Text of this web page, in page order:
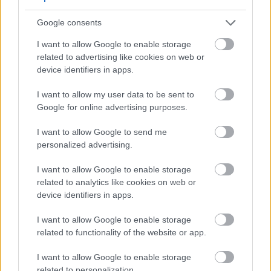
Google consents
I want to allow Google to enable storage
related to advertising like cookies on web or
device identifiers in apps.
I want to allow my user data to be sent to
Google for online advertising purposes.
I want to allow Google to send me
personalized advertising.
I want to allow Google to enable storage
related to analytics like cookies on web or
device identifiers in apps.
I want to allow Google to enable storage
related to functionality of the website or app.
I want to allow Google to enable storage
இதயத்தை பலப்படுத்துகின்றன.
ரிபோஃப்ளேவின் உள்ளது.
காலேவில் உள்ள ஒமேகா-3 கொழுப்பு
அமிலங்கள் இதயத்திற்கு நல்லது,
இது அடர் பச்சை காய்கறிகளை
சாப்பிடுவதற்கான உணவு
சிறந்த இதய ஆரோக்கியத்திற்காக சாலடுகள்
அல்லது ஸ்மூத்திகளில் கேல் சேர்க்கவும்.
கேலை உங்கள் உணவில் வழக்கமாக சேர்த்துக்
கொள்வது இயற்கையாகவே இதய
நோய்களைத் தடுக்க உதவுகிறது.
எடை மேலாண்மை மற்றும்
காலேவின் செரிமான